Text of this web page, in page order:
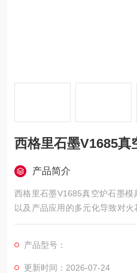
西格里石墨V1685真
产品简介
西格里石墨V1685真空炉石墨
以及产品应用的多元化导致对火
墨电极的优点是加工较容易，
些特殊形状的电极无法用铜制
电极较重，不适合加工大电极，
产品型号：
更新时间：2026-07-24